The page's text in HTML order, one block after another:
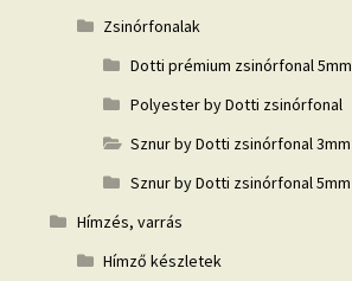
Zsinórfonalak
Dotti prémium zsinórfonal 5mm
Polyester by Dotti zsinórfonal
Sznur by Dotti zsinórfonal 3mm
Sznur by Dotti zsinórfonal 5mm
Hímzés, varrás
Hímző készletek